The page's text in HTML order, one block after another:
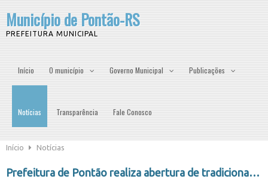
Município de Pontão-RS
PREFEITURA MUNICIPAL
Início O município Governo Municipal Publicações
Notícias Transparência Fale Conosco
Início Notícias
Prefeitura de Pontão realiza abertura de tradicional torneio de futebol de campo.